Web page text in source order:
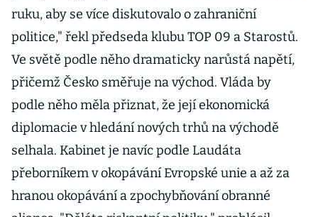
ruku, aby se více diskutovalo o zahraniční
politice," řekl předseda klubu TOP 09 a Starostů.
Ve světě podle něho dramaticky narůstá napětí,
přičemž Česko směřuje na východ. Vláda by
podle něho měla přiznat, že její ekonomická
diplomacie v hledání nových trhů na východě
selhala. Kabinet je navíc podle Laudáta
přeborníkem v okopávání Evropské unie a až za
hranou okopávání a zpochybňování obranné